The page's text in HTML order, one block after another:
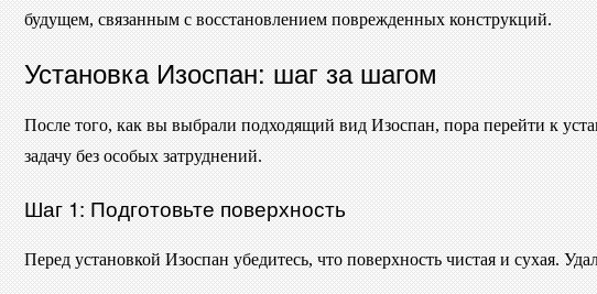
будущем, связанным с восстановлением поврежденных конструкций.
Установка Изоспан: шаг за шагом
После того, как вы выбрали подходящий вид Изоспан, пора перейти к
задачу без особых затруднений.
Шаг 1: Подготовьте поверхность
Перед установкой Изоспан убедитесь, что поверхность чистая и сухая.